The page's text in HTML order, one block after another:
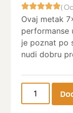
(
Ovaj metak
performanse
je poznat po
nudi dobru